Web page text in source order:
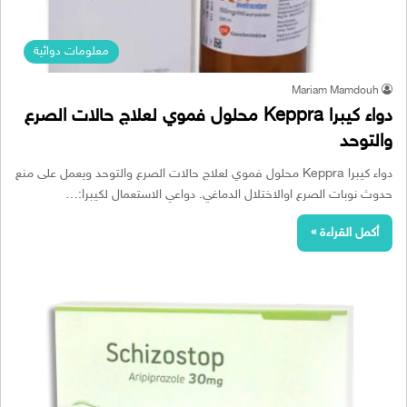
معلومات دوائية
Mariam Mamdouh
دواء كيبرا Keppra محلول فموي لعلاج حالات الصرع
والتوحد
دواء كيبرا Keppra محلول فموي لعلاج حالات الصرع والتوحد ويعمل على منع
حدوث نوبات الصرع اوالاختلال الدماغي. دواعي الاستعمال لكيبرا:…
أكمل القراءة »